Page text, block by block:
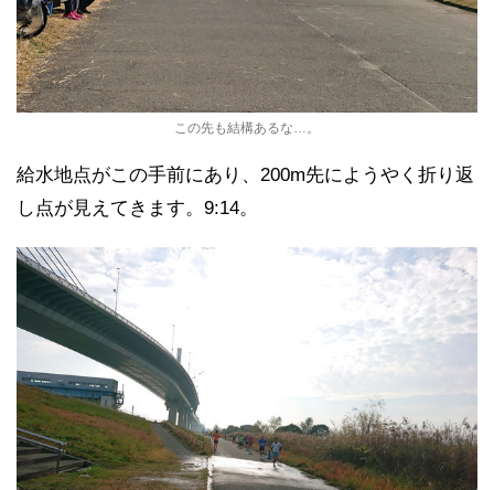
この先も結構あるな…。
給水地点がこの手前にあり、200m先にようやく折り返
し点が見えてきます。9:14。